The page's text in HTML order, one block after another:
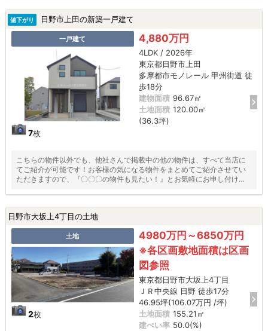
値下がり 日野市上田の新築一戸建て
一戸建て
7枚
4,880万円
4LDK / 2026年
東京都日野市上田
多摩都市モノレール 甲州街道 徒
歩18分
建物面積 96.67㎡
土地面積 120.00㎡
(36.3坪)
こちらの物件以外でも、他社さんで掲載中の他の物件は、すべて当店に
てご紹介が可能です！お客様の気になる物件をまとめてご紹介させてい
ただきますので、『〇〇〇の物件も見たい！』とお気軽にお申し付けく
日野市大坂上4丁目の土地
土地
2枚
4980万円～6850万円
※各区画敷地面積は区画
図参照
東京都日野市大坂上4丁目
ＪＲ中央線 日野 徒歩17分
46.95坪(106.07万円 /坪)
土地面積 155.21㎡
建ぺい率 50.0(%)